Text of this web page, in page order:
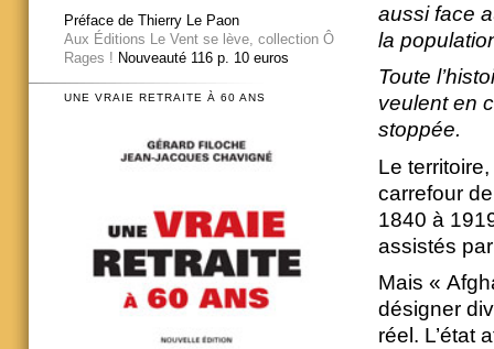
aussi face
la
Toute
veulent en
stoppée.
Le
carrefour
1840 à
assistés
Mais «
désigner
réel. L’état
Préface de Thierry Le Paon
Aux Éditions Le Vent se lève, collection Ô
Rages ! Nouveauté 116 p. 10 euros
UNE VRAIE RETRAITE À 60 ANS